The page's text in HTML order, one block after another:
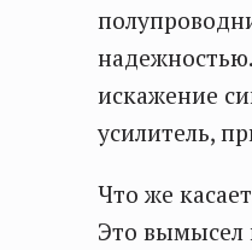
искажение
усилитель,
Что же
Это вымысел